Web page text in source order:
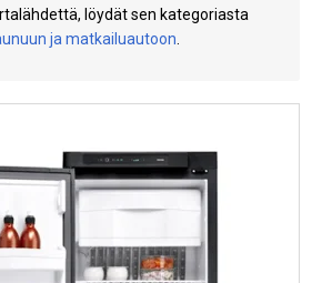
löydät sen kategoriasta
ja matkailuautoon